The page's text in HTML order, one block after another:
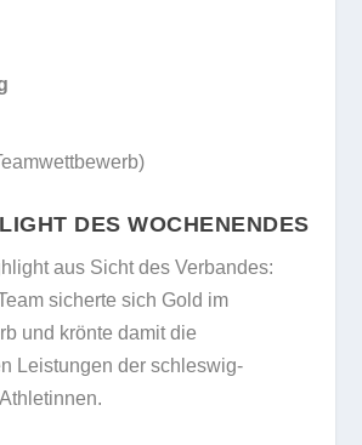
DES WOCHENENDES
aus Sicht des Verbandes:
sicherte sich Gold im
und krönte damit die
Leistungen der schleswig-